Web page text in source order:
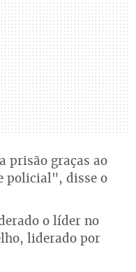
prisão graças ao
policial", disse o
o líder no
liderado por